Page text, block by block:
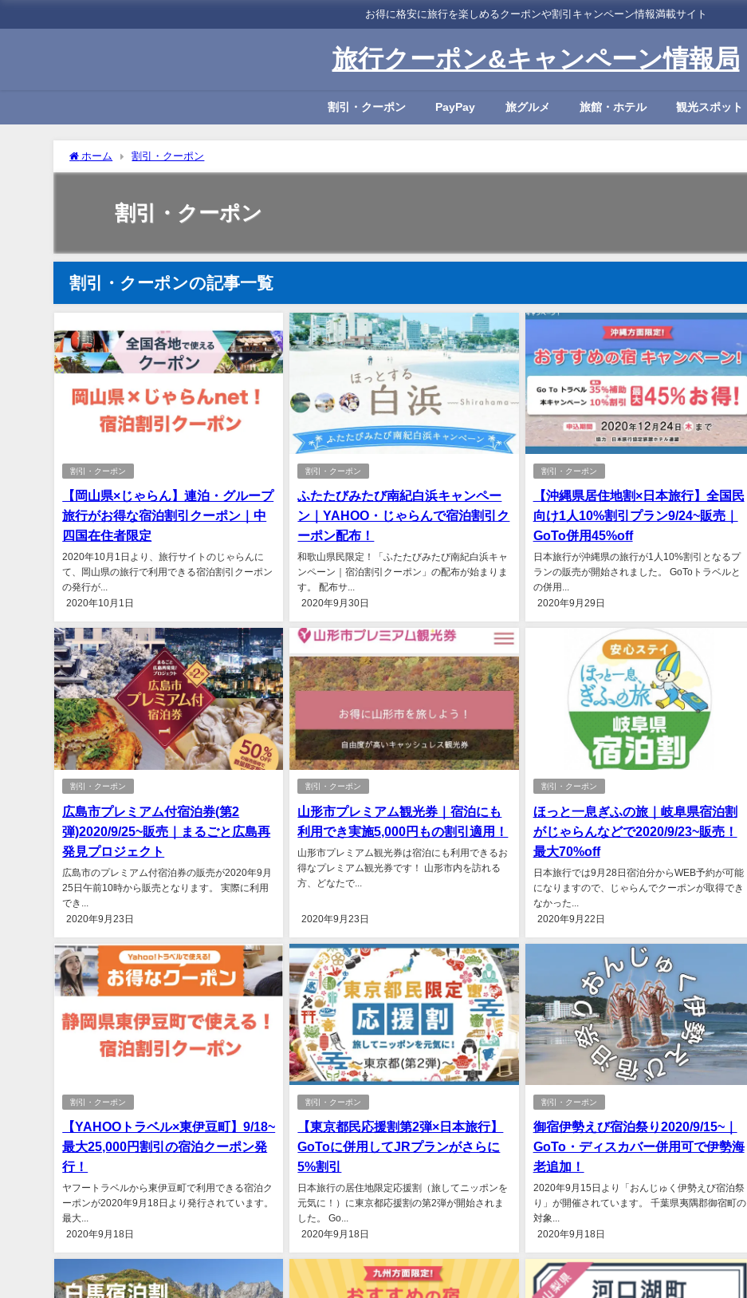
お得に格安に旅行を楽しめるクーポンや割引キャンペーン情報満載サイト
旅行クーポン&キャンペーン情報局
割引・クーポン PayPay 旅グルメ 旅館・ホテル 観光スポット
ホーム 割引・クーポン
割引・クーポン
割引・クーポンの記事一覧
割引・クーポン
【岡山県×じゃらん】連泊・グループ
旅行がお得な宿泊割引クーポン｜中
四国在住者限定
2020年10月1日より、旅行サイトのじゃらんに
て、岡山県の旅行で利用できる宿泊割引クーポン
の発行が...
2020年10月1日
割引・クーポン
ふたたびみたび南紀白浜キャンペー
ン｜YAHOO・じゃらんで宿泊割引ク
ーポン配布！
和歌山県民限定！「ふたたびみたび南紀白浜キャ
ンペーン｜宿泊割引クーポン」の配布が始まりま
す。 配布サ...
2020年9月30日
割引・クーポン
【沖縄県居住地割×日本旅行】全国民
向け1人10%割引プラン9/24~販売｜
GoTo併用45%off
日本旅行が沖縄県の旅行が1人10%割引となるプ
ランの販売が開始されました。 GoToトラベルと
の併用...
2020年9月29日
割引・クーポン
広島市プレミアム付宿泊券(第2
弾)2020/9/25~販売｜まるごと広島再
発見プロジェクト
広島市のプレミアム付宿泊券の販売が2020年9月
25日午前10時から販売となります。 実際に利用
でき...
2020年9月23日
割引・クーポン
山形市プレミアム観光券｜宿泊にも
利用でき実施5,000円もの割引適用！
山形市プレミアム観光券は宿泊にも利用できるお
得なプレミアム観光券です！ 山形市内を訪れる
方、どなたで...
2020年9月23日
割引・クーポン
ほっと一息ぎふの旅｜岐阜県宿泊割
がじゃらんなどで2020/9/23~販売！
最大70%off
日本旅行では9月28日宿泊分からWEB予約が可能
になりますので、じゃらんでクーポンが取得でき
なかった...
2020年9月22日
割引・クーポン
【YAHOOトラベル×東伊豆町】9/18~
最大25,000円割引の宿泊クーポン発
行！
ヤフートラベルから東伊豆町で利用できる宿泊ク
ーポンが2020年9月18日より発行されています。
最大...
2020年9月18日
割引・クーポン
【東京都民応援割第2弾×日本旅行】
GoToに併用してJRプランがさらに
5%割引
日本旅行の居住地限定応援割（旅してニッポンを
元気に！）に東京都応援割の第2弾が開始されま
した。 Go...
2020年9月18日
割引・クーポン
御宿伊勢えび宿泊祭り2020/9/15~｜
GoTo・ディスカバー併用可で伊勢海
老追加！
2020年9月15日より「おんじゅく伊勢えび宿泊祭
り」が開催されています。 千葉県夷隅郡御宿町の
対象...
2020年9月18日